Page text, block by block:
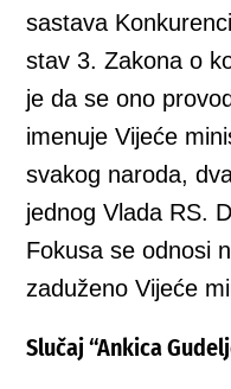
sastava
stav 3. Zakona o
je da se ono
imenuje Vijeće
svakog naroda,
jednog Vlada RS.
Fokusa se odnosi
zaduženo Vijeće
Slučaj “Ankica